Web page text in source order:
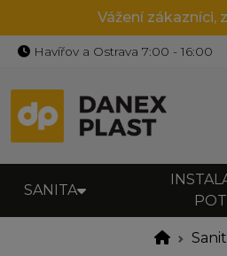
Vážení zákazníci,
Havířov a Ostrava 7:00 - 16:00
SANITA